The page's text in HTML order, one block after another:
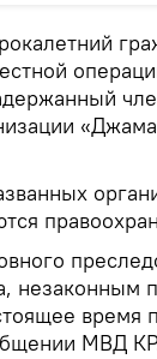
незаконным
время
МВД